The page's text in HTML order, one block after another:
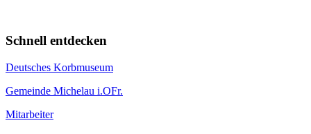
Schnell entdecken
Deutsches Korbmuseum
Gemeinde Michelau i.OFr.
Mitarbeiter